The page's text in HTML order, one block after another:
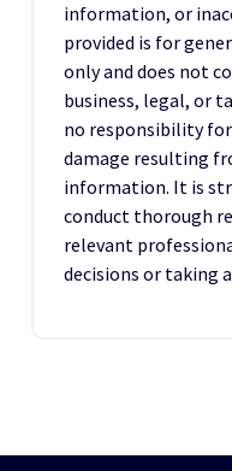
information, or
provided is for
only and does not
business, legal, or
no responsibility
damage resulting
information. It is
conduct thorough
relevant
decisions or taking